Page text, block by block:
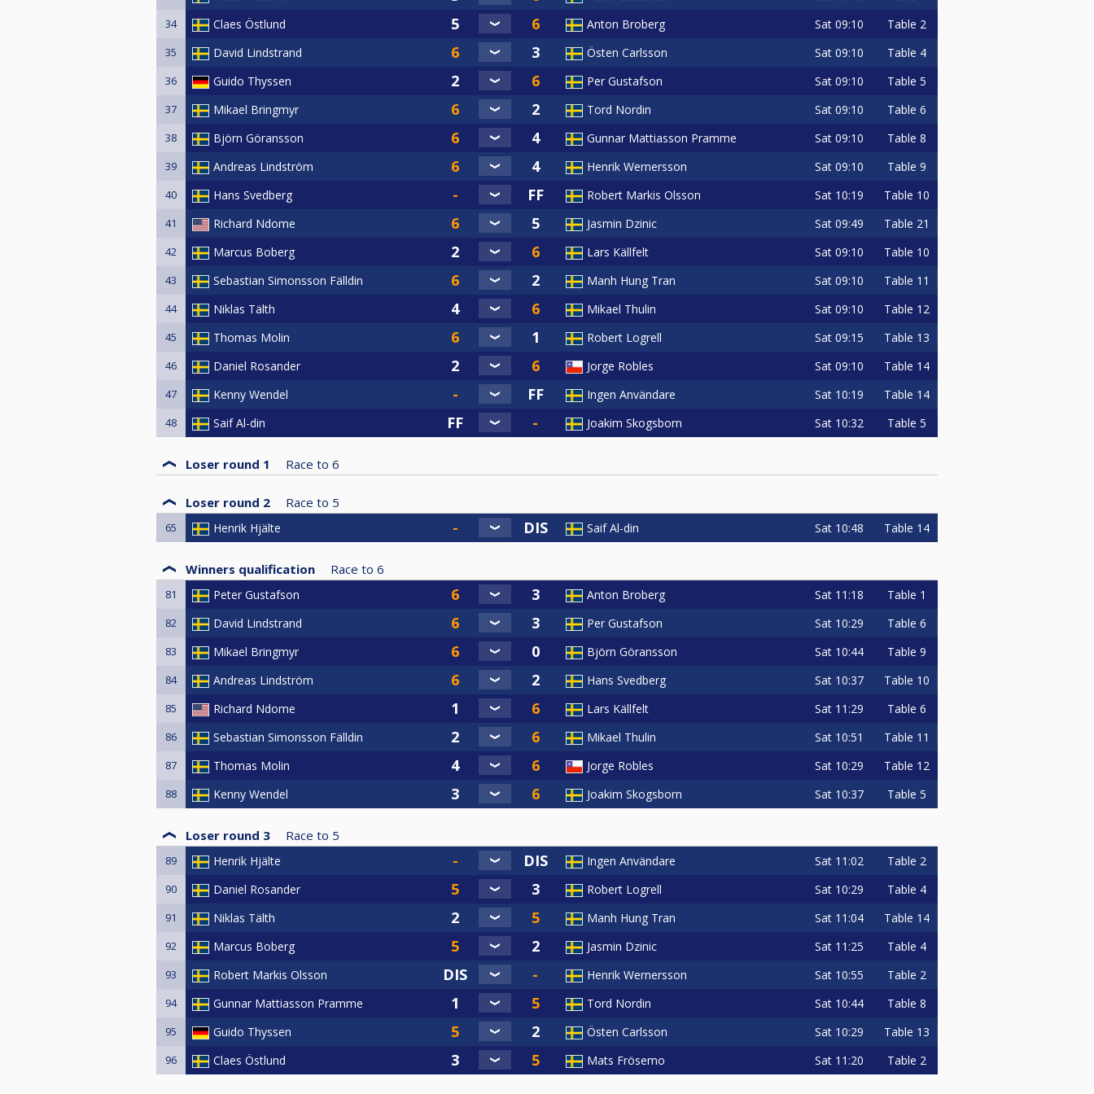
www.biljardforbundet.se
https://www.biljardforbundet.se/globalassets/svenska-biljardforbundet-pool2/dokument/tavlingsbestammelser-
34 Claes Östlund Anton Broberg Sat 09:10 Table 2
35 David Lindstrand Östen Carlsson Sat 09:10 Table 4
36 Guido Thyssen Per Gustafson Sat 09:10 Table 5
37 Mikael Bringmyr Tord Nordin Sat 09:10 Table 6
38 Björn Göransson Gunnar Mattiasson Pramme Sat 09:10 Table 8
39 Andreas Lindström Henrik Wernersson Sat 09:10 Table 9
40 Hans Svedberg Robert Markis Olsson Sat 10:19 Table 10
41 Richard Ndome Jasmin Dzinic Sat 09:49 Table 21
42 Marcus Boberg Lars Källfelt Sat 09:10 Table 10
43 Sebastian Simonsson Fälldin Manh Hung Tran Sat 09:10 Table 11
44 Niklas Tälth Mikael Thulin Sat 09:10 Table 12
45 Thomas Molin Robert Logrell Sat 09:15 Table 13
46 Daniel Rosander Jorge Robles Sat 09:10 Table 14
47 Kenny Wendel Ingen Användare Sat 10:19 Table 14
48 Saif Al-din Joakim Skogsborn Sat 10:32 Table 5
Loser round 1 Race to 6
Loser round 2 Race to 5
65 Henrik Hjälte Saif Al-din Sat 10:48 Table 14
Winners qualification Race to 6
81 Peter Gustafson Anton Broberg Sat 11:18 Table 1
82 David Lindstrand Per Gustafson Sat 10:29 Table 6
83 Mikael Bringmyr Björn Göransson Sat 10:44 Table 9
84 Andreas Lindström Hans Svedberg Sat 10:37 Table 10
85 Richard Ndome Lars Källfelt Sat 11:29 Table 6
86 Sebastian Simonsson Fälldin Mikael Thulin Sat 10:51 Table 11
87 Thomas Molin Jorge Robles Sat 10:29 Table 12
88 Kenny Wendel Joakim Skogsborn Sat 10:37 Table 5
Loser round 3 Race to 5
89 Henrik Hjälte Ingen Användare Sat 11:02 Table 2
90 Daniel Rosander Robert Logrell Sat 10:29 Table 4
91 Niklas Tälth Manh Hung Tran Sat 11:04 Table 14
92 Marcus Boberg Jasmin Dzinic Sat 11:25 Table 4
93 Robert Markis Olsson Henrik Wernersson Sat 10:55 Table 2
94 Gunnar Mattiasson Pramme Tord Nordin Sat 10:44 Table 8
95 Guido Thyssen Östen Carlsson Sat 10:29 Table 13
96 Claes Östlund Mats Frösemo Sat 11:20 Table 2